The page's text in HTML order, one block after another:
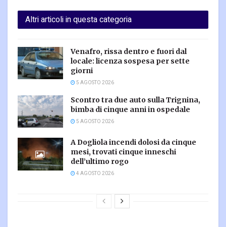
Altri articoli in questa categoria
Venafro, rissa dentro e fuori dal
locale: licenza sospesa per sette
giorni
5 AGOSTO 2026
Scontro tra due auto sulla Trignina,
bimba di cinque anni in ospedale
5 AGOSTO 2026
A Dogliola incendi dolosi da cinque
mesi, trovati cinque inneschi
dell’ultimo rogo
4 AGOSTO 2026